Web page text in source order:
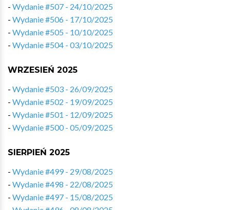
- Wydanie #507 - 24/10/2025
- Wydanie #506 - 17/10/2025
- Wydanie #505 - 10/10/2025
- Wydanie #504 - 03/10/2025
WRZESIEŃ 2025
- Wydanie #503 - 26/09/2025
- Wydanie #502 - 19/09/2025
- Wydanie #501 - 12/09/2025
- Wydanie #500 - 05/09/2025
SIERPIEŃ 2025
- Wydanie #499 - 29/08/2025
- Wydanie #498 - 22/08/2025
- Wydanie #497 - 15/08/2025